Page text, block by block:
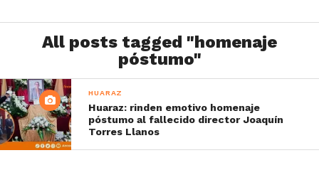
All posts tagged "homenaje
póstumo"
HUARAZ
Huaraz: rinden emotivo homenaje
póstumo al fallecido director Joaquín
Torres Llanos